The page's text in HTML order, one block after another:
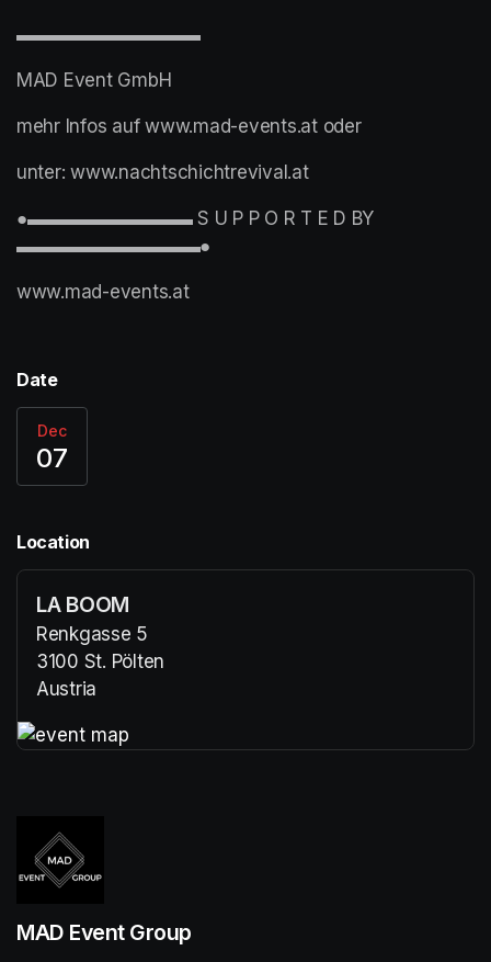
▬▬▬▬▬▬▬▬▬▬
MAD Event GmbH
mehr Infos auf www.mad-events.at oder
unter: www.nachtschichtrevival.at
●▬▬▬▬▬▬▬▬▬ S U P P O R T E D BY
▬▬▬▬▬▬▬▬▬▬●
www.mad-events.at
Date
Dec
07
Location
LA BOOM
Renkgasse 5
3100 St. Pölten
Austria
MAD Event Group